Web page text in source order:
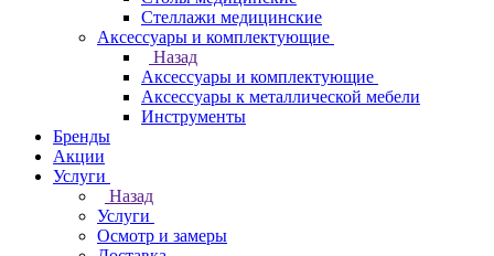
Стеллажи медицинские
Аксессуары и комплектующие
Назад
Аксессуары и комплектующие
Аксессуары к металлической мебели
Инструменты
Бренды
Акции
Услуги
Назад
Услуги
Осмотр и замеры